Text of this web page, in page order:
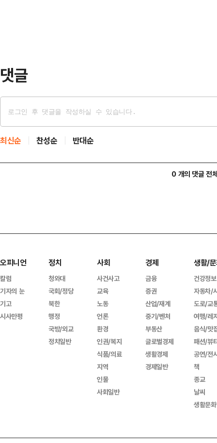
댓글
최신순 찬성순 반대순
0 개의 댓글 전
오피니언
칼럼
기자의 눈
기고
시사만평
정치
청와대
국회/정당
북한
행정
국방/외교
정치일반
사회
사건사고
교육
노동
언론
환경
인권/복지
식품/의료
지역
인물
사회일반
경제
금융
증권
산업/재계
중기/벤처
부동산
글로벌경제
생활경제
경제일반
생활/
건강정보
자동차/
도로/교
여행/레
음식/맛
패션/뷰
공연/전
책
종교
날씨
생활문